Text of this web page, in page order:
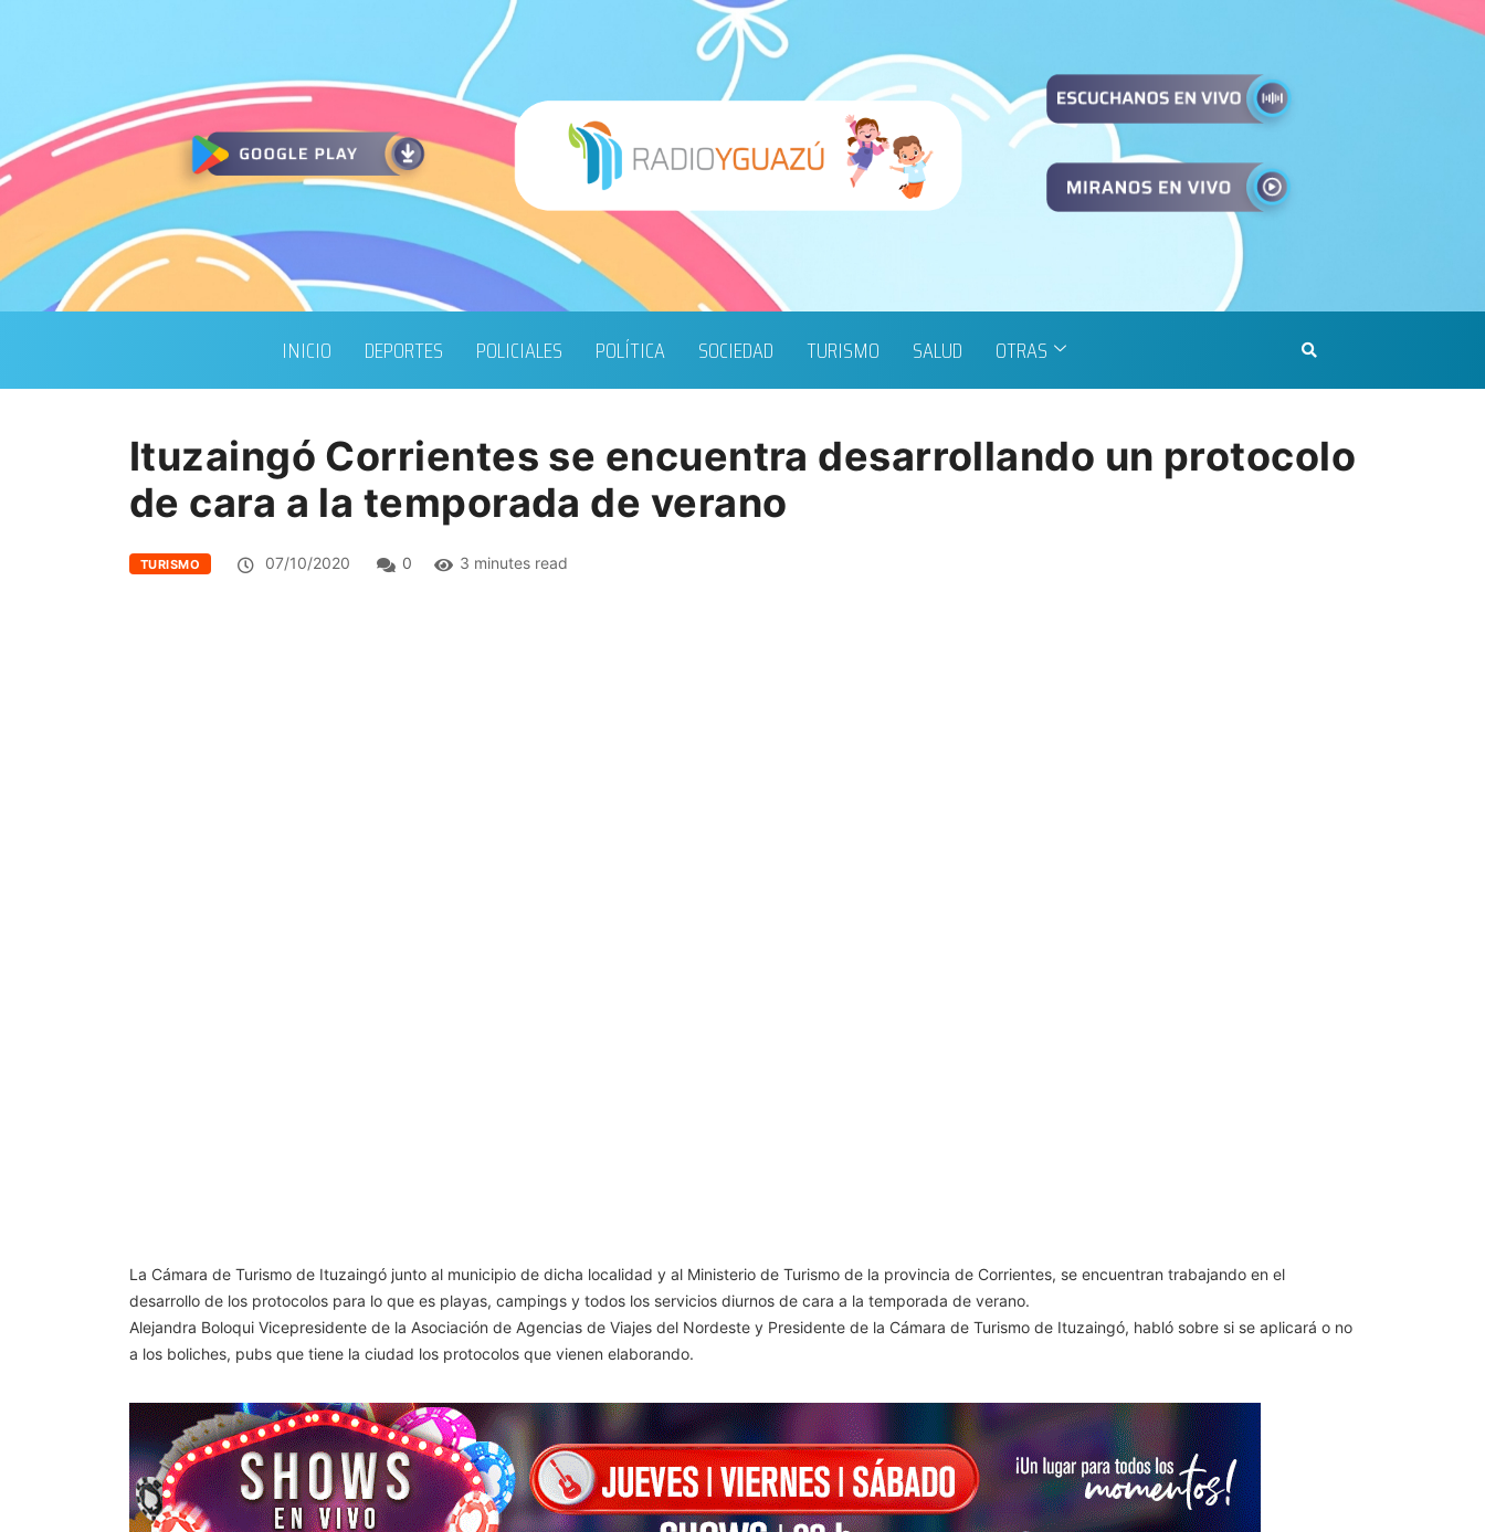
INICIO DEPORTES POLICIALES POLÍTICA SOCIEDAD TURISMO SALUD OTRAS
Ituzaingó Corrientes se encuentra desarrollando un protocolo
de cara a la temporada de verano
TURISMO 07/10/2020 0 3 minutes read
La Cámara de Turismo de Ituzaingó junto al municipio de dicha localidad y al Ministerio de Turismo de la provincia de Corrientes, se encuentran trabajando en el
desarrollo de los protocolos para lo que es playas, campings y todos los servicios diurnos de cara a la temporada de verano.
Alejandra Boloqui Vicepresidente de la Asociación de Agencias de Viajes del Nordeste y Presidente de la Cámara de Turismo de Ituzaingó, habló sobre si se aplicará o no
a los boliches, pubs que tiene la ciudad los protocolos que vienen elaborando.